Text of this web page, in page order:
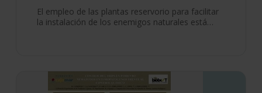
El empleo de las plantas reservorio para facilitar
la instalación de los enemigos naturales está…